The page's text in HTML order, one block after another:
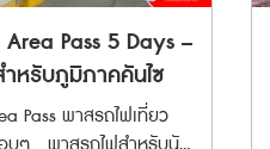
ได้ 3 สถานทีj) 1.
Tower Admission
Cafe’ Chef’s
ภาคโทโฮกุ ได้โดยไม่จำกัด
อเนื่อง • ใช้รถไฟ
East ในภูมิภาคคันไต
กัดรอบ ตลอดระยะเวลา
Pass 5 Days –
ำหรับภูมิภาคคันไซ
Pass พาสรถไฟเที่ยว